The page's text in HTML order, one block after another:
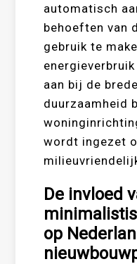
automatisch
behoeften van
gebruik te
aan bij de
duurzaamheid
wordt ingezet
De invloed
op